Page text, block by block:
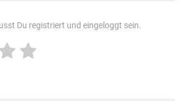
Du registriert und eingeloggt sein.